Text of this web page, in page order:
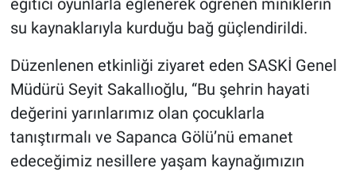
eğitici oyunlarla eğlenerek öğrenen miniklerin
su kaynaklarıyla kurduğu bağ güçlendirildi.
Düzenlenen etkinliği ziyaret eden SASKİ Genel
Müdürü Seyit Sakallıoğlu, “Bu şehrin hayati
değerini yarınlarımız olan çocuklarla
tanıştırmalı ve Sapanca Gölü’nü emanet
edeceğimiz nesillere yaşam kaynağımızın